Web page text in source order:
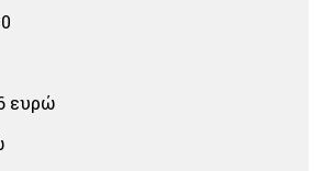
ευρώ